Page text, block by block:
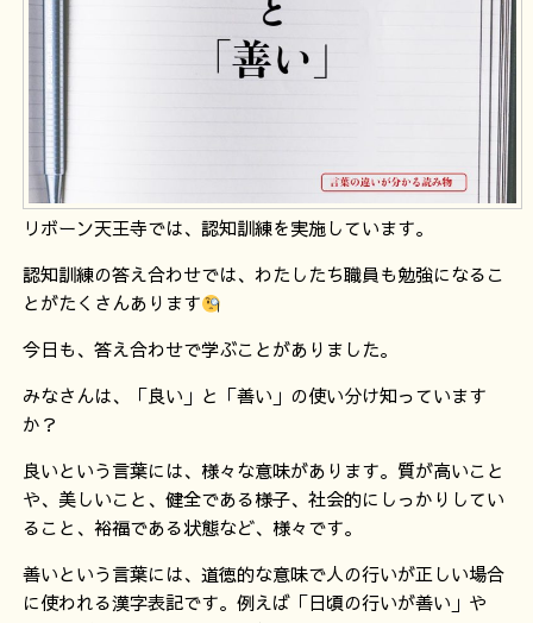
リボーン天王寺では、認知訓練を実施しています。
認知訓練の答え合わせでは、わたしたち職員も勉強になるこ
とがたくさんあります
今日も、答え合わせで学ぶことがありました。
みなさんは、「良い」と「善い」の使い分け知っています
か？
良いという言葉には、様々な意味があります。質が高いこと
や、美しいこと、健全である様子、社会的にしっかりしてい
ること、裕福である状態など、様々です。
善いという言葉には、道徳的な意味で人の行いが正しい場合
に使われる漢字表記です。例えば「日頃の行いが善い」や